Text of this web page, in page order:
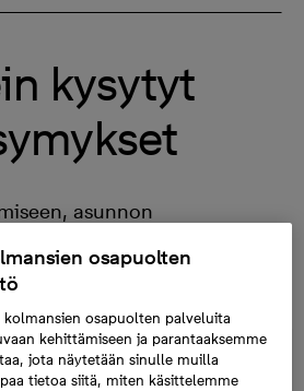
kysytyt
asunnon
vastaukset täältä.
osapuolten
kolmansien osapuolten palveluita
kehittämiseen ja parantaaksemme
jota näytetään sinulle muilla
tietoa siitä, miten käsittelemme